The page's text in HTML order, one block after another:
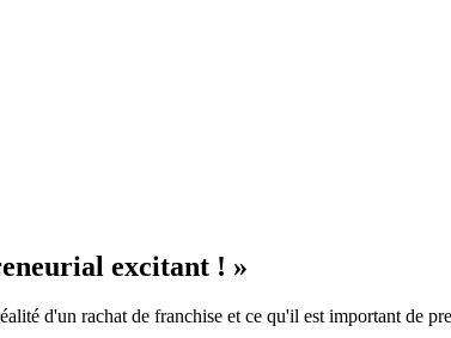
excitant ! »
d'un rachat de franchise et ce qu'il est important de